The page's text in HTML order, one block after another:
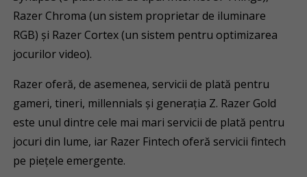
Razer Chroma (un sistem proprietar de iluminare
RGB) și Razer Cortex (un sistem pentru optimizarea
jocurilor video).
Razer oferă, de asemenea, servicii de plată pentru
gameri, tineri, millennials și generația Z. Razer Gold
este unul dintre cele mai mari servicii de plată pentru
jocuri din lume, iar Razer Fintech oferă servicii fintech
pe piețele emergente.